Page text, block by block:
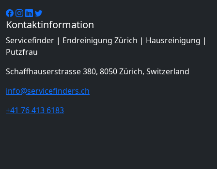
Kontaktinformation
Servicefinder | Endreinigung Zürich | Hausreinigung |
Putzfrau
Schaffhauserstrasse 380, 8050 Zürich, Switzerland
info@servicefinders.ch
+41 76 413 6183